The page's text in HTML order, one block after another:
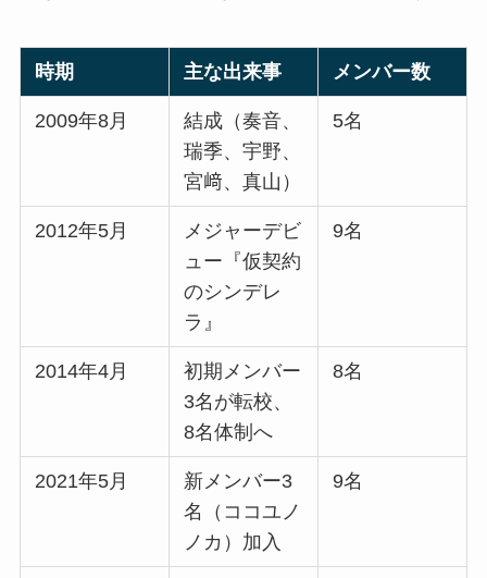
時期 主な出来事 メンバー数
2009年8月
結成（奏音、
瑞季、宇野、
宮﨑、真山）
5名
2012年5月
メジャーデビ
ュー『仮契約
のシンデレ
ラ』
9名
2014年4月
初期メンバー
3名が転校、
8名体制へ
8名
2021年5月
新メンバー3
名（ココユノ
ノカ）加入
9名